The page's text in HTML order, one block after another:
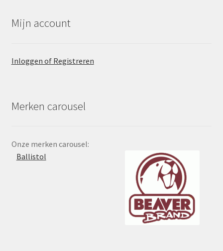
Mijn account
Inloggen of Registreren
Merken carousel
Onze merken carousel: